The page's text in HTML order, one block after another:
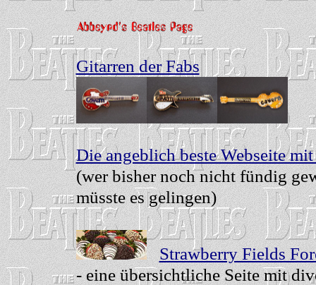
Gitarren der Fabs
Die angeblich beste Webseite
(wer bisher noch nicht fündig
müsste es gelingen)
Strawberry Fields
- eine übersichtliche Seite mit